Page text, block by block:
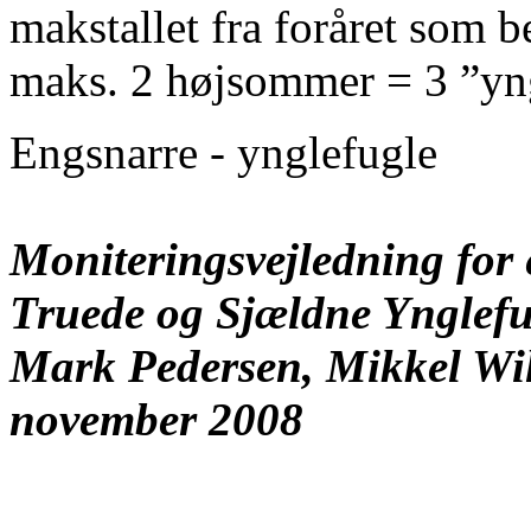
makstallet fra foråret som
maks. 2 højsommer = 3
Engsnarre - ynglefugle
Moniteringsvejledning for
Truede og Sjældne
Mark Pedersen, Mikkel
november 2008